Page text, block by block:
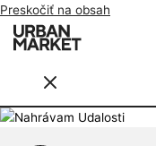
Preskočiť na obsah